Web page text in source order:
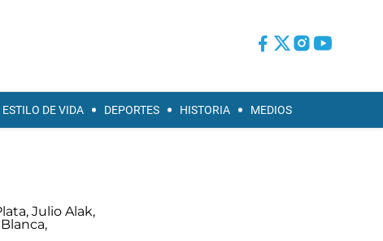
ESTILO DE VIDA DEPORTES HISTORIA MEDIOS